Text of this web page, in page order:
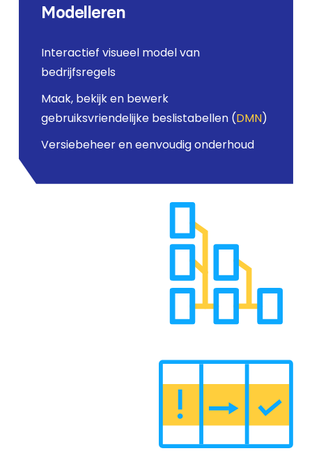
Modelleren
Interactief visueel model van
bedrijfsregels
Maak, bekijk en bewerk
gebruiksvriendelijke beslistabellen (DMN)
Versiebeheer en eenvoudig onderhoud